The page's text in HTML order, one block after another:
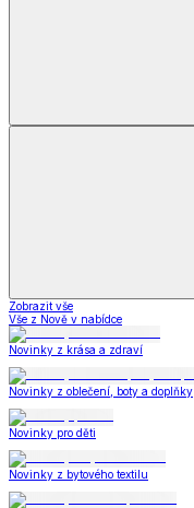
Zobrazit vše
Vše z Nově v nabídce
Novinky z krása a zdraví
Novinky z oblečení, boty a doplňky
Novinky pro děti
Novinky z bytového textilu